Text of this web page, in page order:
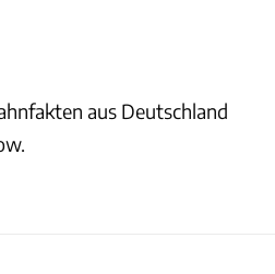
aus Deutschland